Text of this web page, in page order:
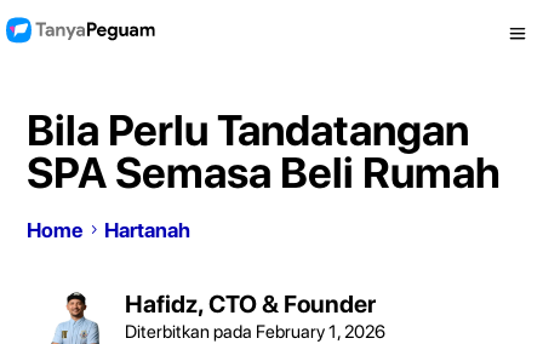
Bila Perlu Tandatangan
SPA Semasa Beli Rumah
Home Hartanah
Hafidz, CTO & Founder
Diterbitkan pada February 1, 2026